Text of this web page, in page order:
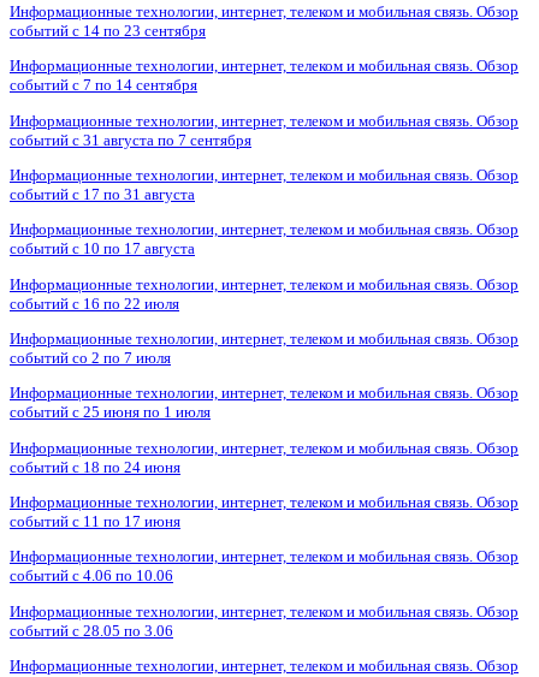
Информационные технологии, интернет, телеком и мобильная связь. Обзор
событий с 14 по 23 сентября
Информационные технологии, интернет, телеком и мобильная связь. Обзор
событий с 7 по 14 сентября
Информационные технологии, интернет, телеком и мобильная связь. Обзор
событий с 31 августа по 7 сентября
Информационные технологии, интернет, телеком и мобильная связь. Обзор
событий с 17 по 31 августа
Информационные технологии, интернет, телеком и мобильная связь. Обзор
событий с 10 по 17 августа
Информационные технологии, интернет, телеком и мобильная связь. Обзор
событий с 16 по 22 июля
Информационные технологии, интернет, телеком и мобильная связь. Обзор
событий со 2 по 7 июля
Информационные технологии, интернет, телеком и мобильная связь. Обзор
событий с 25 июня по 1 июля
Информационные технологии, интернет, телеком и мобильная связь. Обзор
событий с 18 по 24 июня
Информационные технологии, интернет, телеком и мобильная связь. Обзор
событий с 11 по 17 июня
Информационные технологии, интернет, телеком и мобильная связь. Обзор
событий с 4.06 по 10.06
Информационные технологии, интернет, телеком и мобильная связь. Обзор
событий с 28.05 по 3.06
Информационные технологии, интернет, телеком и мобильная связь. Обзор